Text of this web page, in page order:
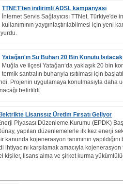
TTNET'ten indirimli ADSL kampanyası
İnternet Servis Sağlayıcısı TTNet, Türkiye'de
kullanımının yaygınlaştırılabilmesi için yeni
Yatağan'ın Su Buharı 20 Bin Konutu Isıtacak
Muğla ve ilçesi Yatağan‘da yaklaşık 20 bin
termik santralın buharıyla ısıtılması için
Projenin uygulamaya konulmasıyla daha
belirtildi.
Lisanssız Üretim Fırsatı Geliyor
Piyasası Düzenleme Kurumu (EPDK)
yapılan düzenlemelerle ilk kez enerji
kanunda kojenerasyon tanımının
ihtiyacını karşılamak amacıyla
kişiler, lisans alma ve şirket kurma